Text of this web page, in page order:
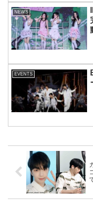
NEWS
EVENTS